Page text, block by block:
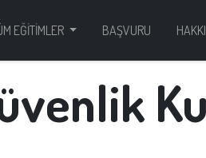
EĞİTİMLER BAŞVURU